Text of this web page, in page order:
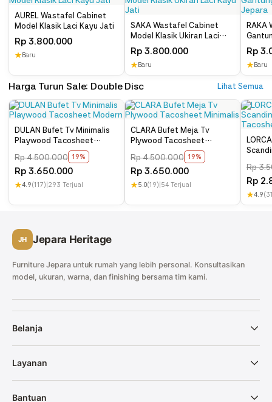
mutu, awet dan kualitasnnya. Spesifikasi Produk : Kode : JH-ID
4425 Bahan Baku : Plywood & TacoSheet Tipe Finishing : Laminasi
Color : Putih & Oak Kayu Keterangan : Harga Belum Termasuk
Assesoris Dimensi Produk : Wastafel : P 140 cm x L 50 cm x T 52
cm Paket Produk : Wastafel 1 Pcs Care Instructions : Jangan
terkena air berwarna, bara api, asam/bahan kimia. Bersihkan
menggunakan kain microfiber. Lap dengan kain lembab ikuti arah
alur kayu. Apabila noda membandel boleh gunakan air kemudian
langsung seka dengan lap kering. Note Anda bisa custom warna
sesuai dengan yang anda inginkan. Anda juga bisa custom ukuran
yang disesuaikan dengan ruang rumah anda.
AUREL Wastafel Cabinet
Model Klasik Laci Kayu Jati
Rp 3.800.000
★ Baru
SAKA Wastafel Cabinet
Model Klasik Ukiran Laci
Kayu Jati
Rp3.800.000
★ Baru
RAKA
Rp
★ Baru
Harga Turun Sale: Double Disc Lihat Semua
DULAN Bufet Tv Minimalis
Playwood Tacosheet
Rp4.500.000 19%
Rp 3.650.000
★4.9(117) 293 Terjual
CLARA Bufet Meja Tv
Plywood Tacosheet
Rp4.500.000 19%
Rp3.650.000
★5.0(19) 54 Terjual
Rp
Rp
★4.9
JH Jepara Heritage
Furniture Jepara untuk rumah yang lebih personal. Konsultasikan
model, ukuran, warna, dan finishing bersama tim kami.
Belanja
Layanan
Bantuan